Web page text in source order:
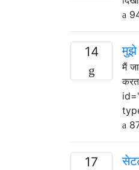
14 मुझे
मैं
17